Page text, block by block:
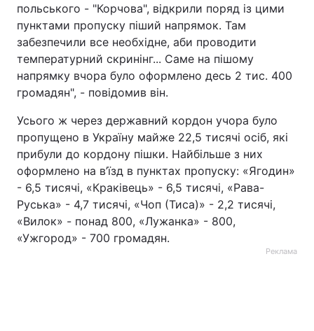
польського - "Корчова", відкрили поряд із цими
пунктами пропуску піший напрямок. Там
забезпечили все необхідне, аби проводити
температурний скринінг... Саме на пішому
напрямку вчора було оформлено десь 2 тис. 400
громадян", - повідомив він.
Усього ж через державний кордон учора було
пропущено в Україну майже 22,5 тисячі осіб, які
прибули до кордону пішки. Найбільше з них
оформлено на в’їзд в пунктах пропуску: «Ягодин»
- 6,5 тисячі, «Краківець» - 6,5 тисячі, «Рава-
Руська» - 4,7 тисячі, «Чоп (Тиса)» - 2,2 тисячі,
«Вилок» - понад 800, «Лужанка» - 800,
«Ужгород» - 700 громадян.
Реклама